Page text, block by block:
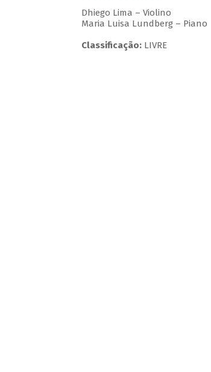
Dhiego Lima – Violino
Maria Luisa Lundberg – Piano
Classificação:LIVRE